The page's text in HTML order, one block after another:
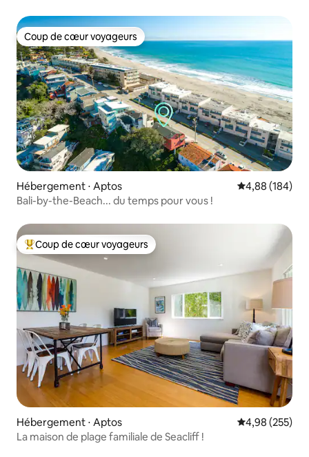
Coup de cœur voyageurs
Coup de cœur voyageurs
Hébergement ⋅ Aptos Évaluation
4,88 (184)
Bali-by-the-Beach... du temps pour vous !
Coups de cœur voyageurs les plus appréciés
Coup de cœur voyageurs
Hébergement ⋅ Aptos Évaluation
4,98 (255)
La maison de plage familiale de Seacliff !